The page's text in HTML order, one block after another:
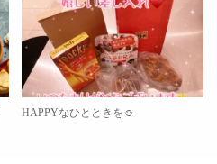
HAPPYなひとときを☺️